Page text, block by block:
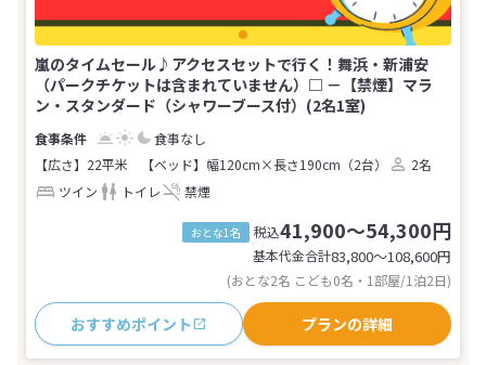
嵐のタイムセール♪アクセスセットで行く！舞浜・新浦安
（パークチケットは含まれていません）□ －【禁煙】マラ
ン・スタンダード（シャワーブース付）(2名1室)
食事なし
【広さ】22平米
【ベッド】幅120cm×長さ190cm（2台）
2名
ツイン
トイレ 禁煙
おとな1名 税込41,900～54,300円
基本代金合計83,800〜108,600円
(おとな2名 こども0名・1部屋/1泊2日)
おすすめポイント プランの詳細